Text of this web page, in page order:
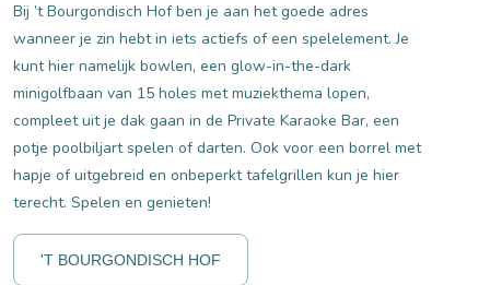
Bij ’t Bourgondisch Hof ben je aan het goede adres
wanneer je zin hebt in iets actiefs of een spelelement. Je
kunt hier namelijk bowlen, een glow-in-the-dark
minigolfbaan van 15 holes met muziekthema lopen,
compleet uit je dak gaan in de Private Karaoke Bar, een
potje poolbiljart spelen of darten. Ook voor een borrel met
hapje of uitgebreid en onbeperkt tafelgrillen kun je hier
terecht. Spelen en genieten!
'T BOURGONDISCH HOF